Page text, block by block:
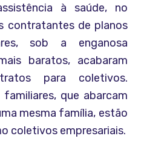
à saúde, no
contratantes de planos
sob a enganosa
baratos, acabaram
para coletivos.
que abarcam
mesma família, estão
coletivos empresariais.